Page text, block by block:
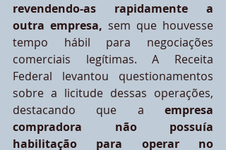
revendendo-as rapidamente a
outra empresa, sem que houvesse
tempo hábil para negociações
comerciais legítimas. A Receita
Federal levantou questionamentos
sobre a licitude dessas operações,
destacando que a empresa
compradora não possuía
habilitação para operar no